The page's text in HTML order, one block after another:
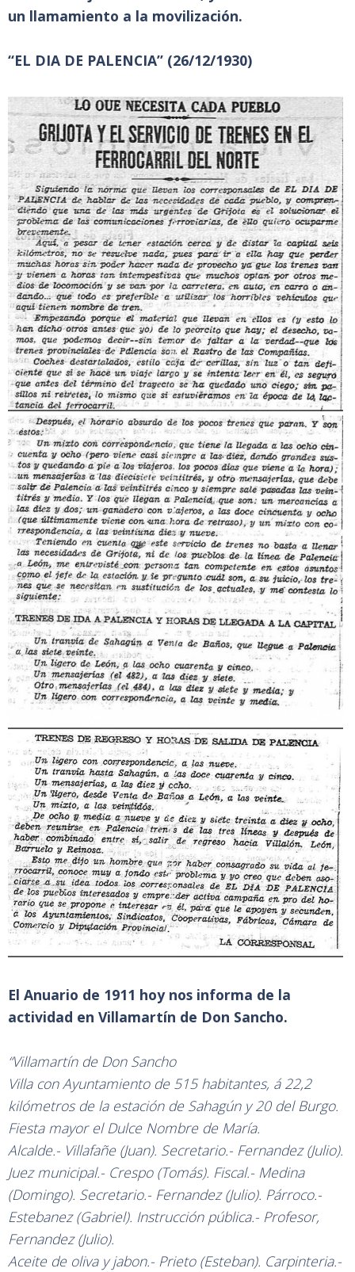
un llamamiento a la movilización.
“EL DIA DE PALENCIA” (26/12/1930)
El Anuario de 1911 hoy nos informa de la
actividad en Villamartín de Don Sancho.
“Villamartín de Don Sancho
Villa con Ayuntamiento de 515 habitantes, á 22,2
kilómetros de la estación de Sahagún y 20 del Burgo.
Fiesta mayor el Dulce Nombre de María.
Alcalde.- Villafañe (Juan). Secretario.- Fernandez (Julio).
Juez municipal.- Crespo (Tomás). Fiscal.- Medina
(Domingo). Secretario.- Fernandez (Julio). Párroco.-
Estebanez (Gabriel). Instrucción pública.- Profesor,
Fernandez (Julio).
Aceite de oliva y jabon.- Prieto (Esteban). Carpinteria.-